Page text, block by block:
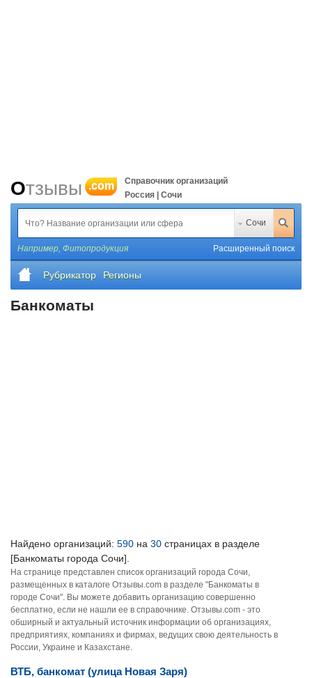
Отзывы .com
Справочник организаций
Россия | Сочи
Сочи
Например, Фитопродукция Расширенный поиск
Рубрикатор Регионы
Банкоматы
Найдено организаций: 590 на 30 страницах в разделе
[Банкоматы города Сочи].
На странице представлен список организаций города Сочи,
размещенных в каталоге Отзывы.com в разделе "Банкоматы в
городе Сочи". Вы можете добавить организацию совершенно
бесплатно, если не нашли ее в справочнике. Отзывы.com - это
обширный и актуальный источник информации об организациях,
предприятиях, компаниях и фирмах, ведущих свою деятельность в
России, Украине и Казахстане.
ВТБ, банкомат (улица Новая Заря)